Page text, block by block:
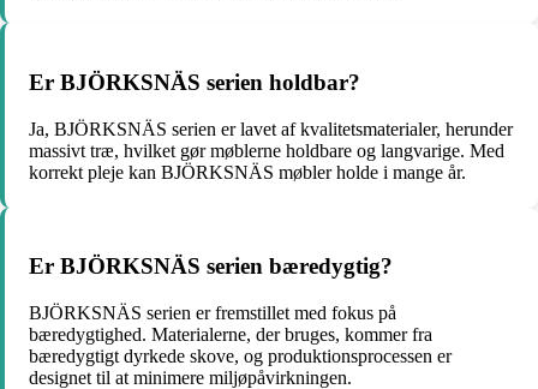
Er BJÖRKSNÄS serien holdbar?
Ja, BJÖRKSNÄS serien er lavet af kvalitetsmaterialer, herunder
massivt træ, hvilket gør møblerne holdbare og langvarige. Med
korrekt pleje kan BJÖRKSNÄS møbler holde i mange år.
Er BJÖRKSNÄS serien bæredygtig?
BJÖRKSNÄS serien er fremstillet med fokus på
bæredygtighed. Materialerne, der bruges, kommer fra
bæredygtigt dyrkede skove, og produktionsprocessen er
designet til at minimere miljøpåvirkningen.